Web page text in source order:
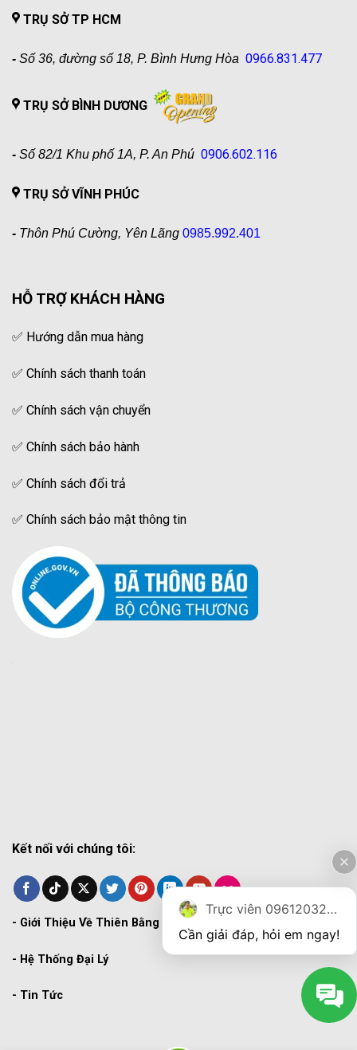
TRỤ SỞ TP HCM
- Số 36, đường số 18, P. Bình Hưng Hòa 0966.831.477
TRỤ SỞ BÌNH DƯƠNG
- Số 82/1 Khu phố 1A, P. An Phú 0906.602.116
TRỤ SỞ VĨNH PHÚC
- Thôn Phú Cường, Yên Lãng 0985.992.401
HỖ TRỢ KHÁCH HÀNG
✅ Hướng dẫn mua hàng
✅ Chính sách thanh toán
✅ Chính sách vận chuyển
✅ Chính sách bảo hành
✅ Chính sách đổi trả
✅ Chính sách bảo mật thông tin
Kết nối với chúng tôi:
- Giới Thiệu Về Thiên Bằng
- Hệ Thống Đại Lý
- Tin Tức
Trực viên 0961203270
Cần giải đáp, hỏi em ngay!